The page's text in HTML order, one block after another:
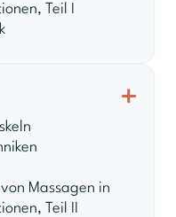
Teil I
Massagen in
Teil II